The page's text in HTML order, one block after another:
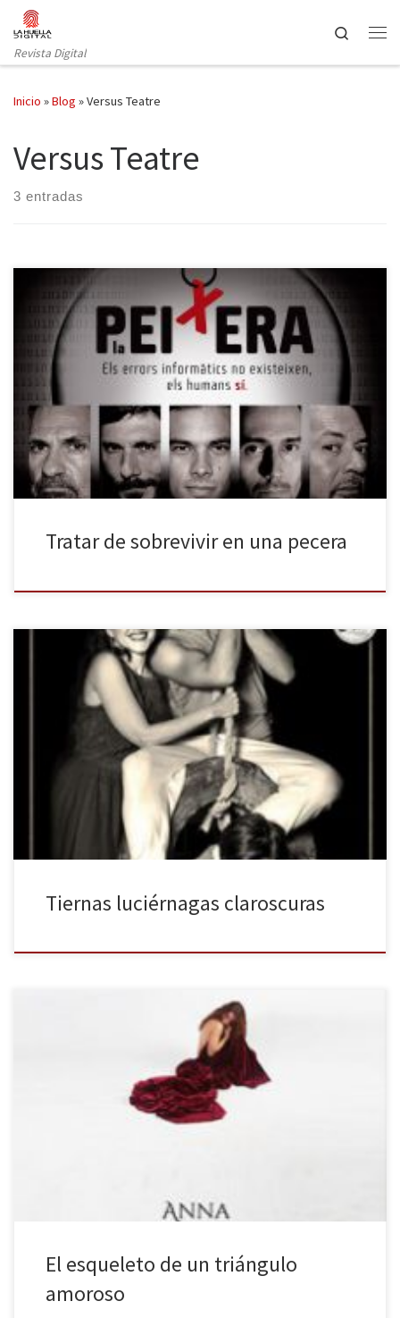
Saltar al contenido
Revista Digital
Search
Inicio »Blog »Versus Teatre
Versus Teatre
3 entradas
Cuatro informáticos y su jefe comparten el sótano del edificio de
la empresa para la que trabajan. Ese reducido espacio no sólo
concentra sus escritorios, sus ordenadores de sobremesa, los
servidores, el cableado, piezas informáticas que reparar,… sino
también sus personalidades, sus rivalidades, sus desconfianzas y
sus antipatías. Mientras todo […]
Tratar de sobrevivir en una pecera
Tras dos temporadas en cartel en el madrileño Teatro del Arte,
Luciérnagas, escrita y dirigida por Carolina Román e interpretada
por Carmen Gutiérrez, Fede Rey y Jaime Reynolds, inicia su gira y
aterriza en el Versus Teatre de Barcelona para ofrecer al público
catalán cuatro funciones de la producción del […]
Tiernas luciérnagas claroscuras
Una adaptación teatral de la gran Anna Karenina de Tolstoi es
siempre una aventura arriesgada. Si además la adaptación tiene
una duración de poco más de una hora, y la defienden sólo cuatro
intérpretes en escena –tres actores y un pianista−, con seis sillas
El esqueleto de un triángulo
amoroso